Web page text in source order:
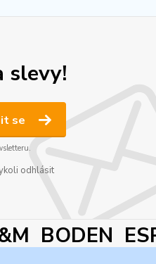
slevy!
se
odhlásit
BODEN